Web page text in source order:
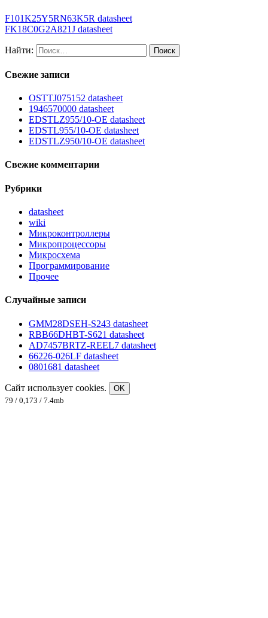
F101K25Y5RN63K5R datasheet
FK18C0G2A821J datasheet
Найти:
Свежие записи
OSTTJ075152 datasheet
1946570000 datasheet
EDSTLZ955/10-OE datasheet
EDSTL955/10-OE datasheet
EDSTLZ950/10-OE datasheet
Свежие комментарии
Рубрики
datasheet
wiki
Микроконтроллеры
Микропроцессоры
Микросхема
Программирование
Прочее
Случайные записи
GMM28DSEH-S243 datasheet
RBB66DHBT-S621 datasheet
AD7457BRTZ-REEL7 datasheet
66226-026LF datasheet
0801681 datasheet
Сайт использует cookies.
OK
79 / 0,173 / 7.4mb